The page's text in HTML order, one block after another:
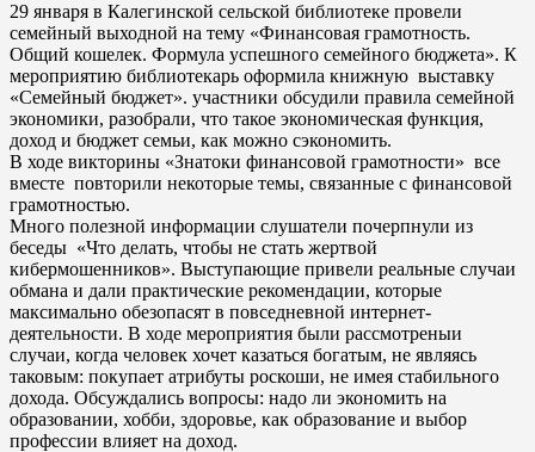
29 января в Калегинской сельской библиотеке провели
семейный выходной на тему «Финансовая грамотность.
Общий кошелек. Формула успешного семейного бюджета». К
мероприятию библиотекарь оформила книжную выставку
«Семейный бюджет». участники обсудили правила семейной
экономики, разобрали, что такое экономическая функция,
доход и бюджет семьи, как можно сэкономить.
В ходе викторины «Знатоки финансовой грамотности» все
вместе повторили некоторые темы, связанные с финансовой
грамотностью.
Много полезной информации слушатели почерпнули из
беседы «Что делать, чтобы не стать жертвой
кибермошенников». Выступающие привели реальные случаи
обмана и дали практические рекомендации, которые
максимально обезопасят в повседневной интернет-
деятельности. В ходе мероприятия были рассмотреныи
случаи, когда человек хочет казаться богатым, не являясь
таковым: покупает атрибуты роскоши, не имея стабильного
дохода. Обсуждались вопросы: надо ли экономить на
образовании, хобби, здоровье, как образование и выбор
профессии влияет на доход.